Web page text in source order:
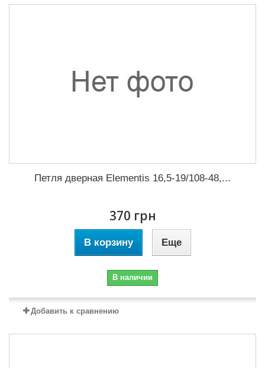
Петля дверная Elementis 16,5-19/108-48,...
370 грн
В корзину Еще
В наличии
Добавить к сравнению